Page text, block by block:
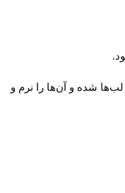
شده و آن‌ها را نرم و